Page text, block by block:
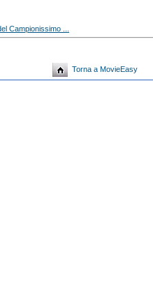
Campionissimo ...
Torna a MovieEasy